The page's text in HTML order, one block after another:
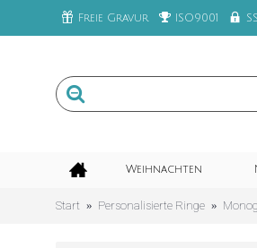
Freie Gravur ISO9001
Weihnachten
Start Personalisierte Ringe